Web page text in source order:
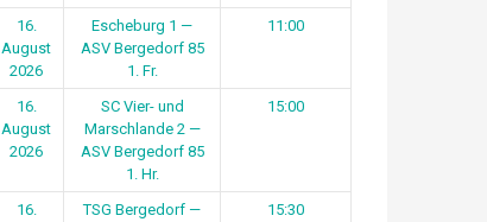
16.
August
2026
Escheburg 1 —
ASV Bergedorf 85
1. Fr.
11:00
16.
August
2026
SC Vier- und
Marschlande 2 —
ASV Bergedorf 85
1. Hr.
15:00
16.
TSG Bergedorf —
15:30